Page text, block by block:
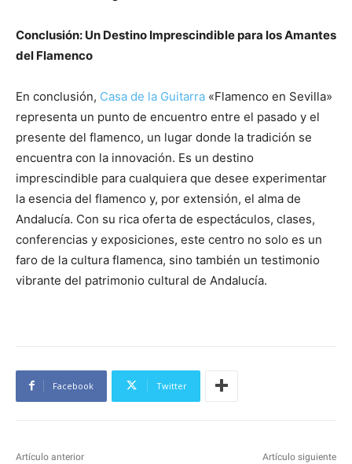
Conclusión: Un Destino Imprescindible para los Amantes
del Flamenco
En conclusión, Casa de la Guitarra «Flamenco en Sevilla»
representa un punto de encuentro entre el pasado y el
presente del flamenco, un lugar donde la tradición se
encuentra con la innovación. Es un destino
imprescindible para cualquiera que desee experimentar
la esencia del flamenco y, por extensión, el alma de
Andalucía. Con su rica oferta de espectáculos, clases,
conferencias y exposiciones, este centro no solo es un
faro de la cultura flamenca, sino también un testimonio
vibrante del patrimonio cultural de Andalucía.
Facebook Twitter
Artículo anterior Artículo siguiente